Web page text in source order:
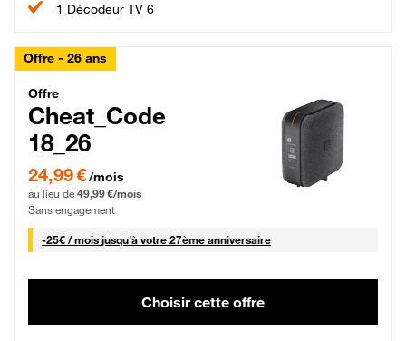
1 Décodeur TV 6
Offre - 26 ans
Cheat_Code Fibre_18_26
Offre
Cheat_Code
18_26
24,99 € par mois pendant 0 mois puis 49,99 € par mois, Sans engagement
24,99 €/mois
au lieu de 49,99 €/mois
Sans engagement
-25€ / mois25 € par mois
jusqu'à votre 27ème anniversaire
Choisir cette offre